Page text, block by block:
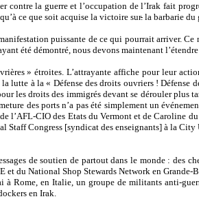
la guerre et l’occupation de l’Irak fait
ce que soit acquise la victoire sur.la barbarie du
puissante de ce qui pourrait arriver.
été démontré, nous devons maintenant
» étroites. L’attrayante affiche pour leur
à la « Défense des droits ouvriers ! Défense
les droits des immigrés devant se dérouler plus
des ports n’a pas été simplement un
l’AFL-CIO des Etats du Vermont et de Caroline
Staff Congress [syndicat des enseignants] à la
de soutien de partout dans le monde : des
du National Shop Stewards Network en
à Rome, en Italie, un groupe de militants anti-
en Irak.